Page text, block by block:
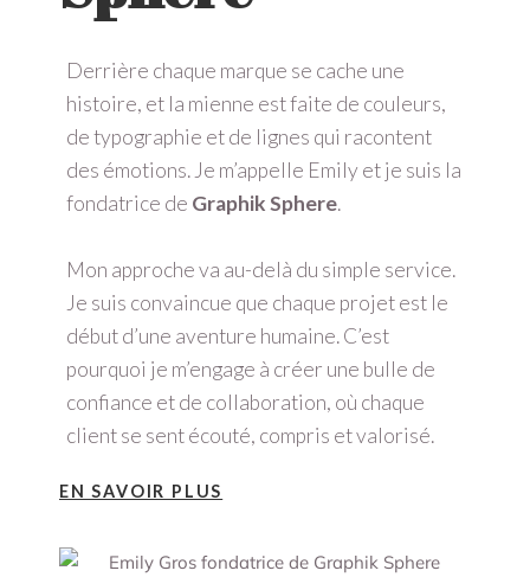
Derrière chaque marque se cache une
histoire, et la mienne est faite de couleurs,
de typographie et de lignes qui racontent
des émotions. Je m’appelle Emily et je suis la
fondatrice de Graphik Sphere.
Mon approche va au-delà du simple service.
Je suis convaincue que chaque projet est le
début d’une aventure humaine. C’est
pourquoi je m’engage à créer une bulle de
confiance et de collaboration, où chaque
client se sent écouté, compris et valorisé.
EN SAVOIR PLUS